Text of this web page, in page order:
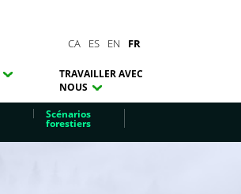
CA ES EN FR
TRAVAILLER AVEC
NOUS
Scénarios
forestiers